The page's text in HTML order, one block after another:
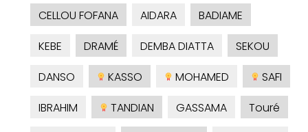
CELLOU FOFANA
AIDARA
BADIAME
KEBE
DRAMÉ DEMBA DIATTA
SEKOU
DANSO
KASSO MOHAMED
SAFI
IBRAHIM
TANDIAN GASSAMA
Touré